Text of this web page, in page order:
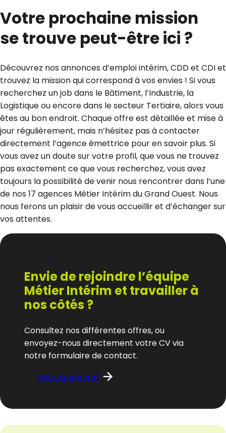
Votre prochaine mission
se trouve peut-être ici ?
Découvrez nos annonces d’emploi intérim, CDD et CDI et
trouvez la mission qui correspond à vos envies ! Si vous
recherchez un job dans le Bâtiment, l’Industrie, la
Logistique ou encore dans le secteur Tertiaire, alors vous
êtes au bon endroit. Chaque offre est détaillée et mise à
jour régulièrement, mais n’hésitez pas à contacter
directement l’agence émettrice pour en savoir plus. Si
vous avez un doute sur votre profil, que vous ne trouvez
pas exactement ce que vous recherchez, vous avez
toujours la possibilité de venir nous rencontrer dans l’une
de nos 17 agences Métier Intérim du Grand Ouest. Nous
nous ferons un plaisir de vous accueillir et d’échanger sur
vos attentes.
Envie de rejoindre l’équipe
Métier Intérim et travailler à
nos côtés ?
Consultez nos différentes offres, ou
envoyez-nous directement votre CV via
notre formulaire de contact.
Nous contacter